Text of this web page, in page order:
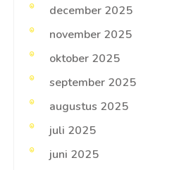
december 2025
november 2025
oktober 2025
september 2025
augustus 2025
juli 2025
juni 2025